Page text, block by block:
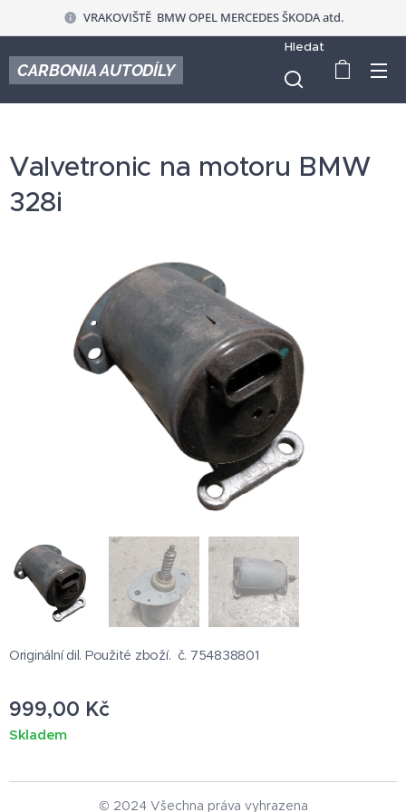
VRAKOVIŠTĚ BMW OPEL MERCEDES ŠKODA atd.
CARBONIA AUTODÍLY
Hledat
Valvetronic na motoru BMW
328i
Originální dil. Použité zboží. č. 754838801
999,00 Kč
Skladem
© 2024 Všechna práva vyhrazena